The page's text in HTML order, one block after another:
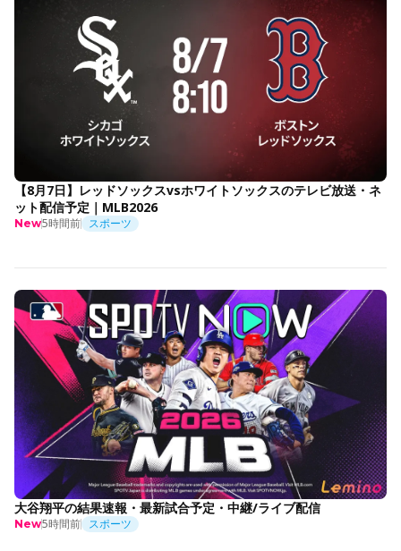
【8月7日】レッドソックスvsホワイトソックスのテレビ放送・ネ
ット配信予定｜MLB2026
New5時間前 スポーツ
大谷翔平の結果速報・最新試合予定・中継/ライブ配信
New5時間前 スポーツ